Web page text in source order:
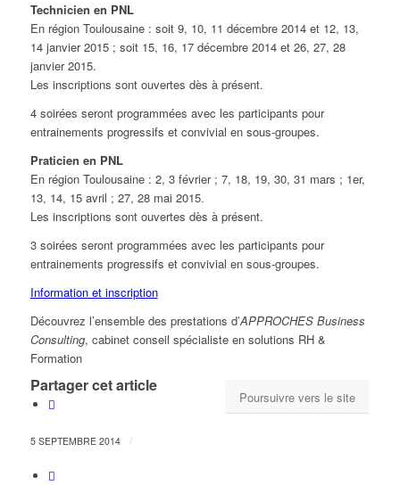
Technicien en PNL
En région Toulousaine : soit 9, 10, 11 décembre 2014 et 12, 13,
14 janvier 2015 ; soit 15, 16, 17 décembre 2014 et 26, 27, 28
janvier 2015.
Les inscriptions sont ouvertes dès à présent.
4 soirées seront programmées avec les participants pour
entrainements progressifs et convivial en sous-groupes.
Praticien en PNL
En région Toulousaine : 2, 3 février ; 7, 18, 19, 30, 31 mars ; 1er,
13, 14, 15 avril ; 27, 28 mai 2015.
Les inscriptions sont ouvertes dès à présent.
3 soirées seront programmées avec les participants pour
entrainements progressifs et convivial en sous-groupes.
Information et inscription
Découvrez l’ensemble des prestations d’APPROCHES Business
Consulting, cabinet conseil spécialiste en solutions RH &
Formation
Poursuivre vers le site
5 SEPTEMBRE 2014 /
Partager cet article